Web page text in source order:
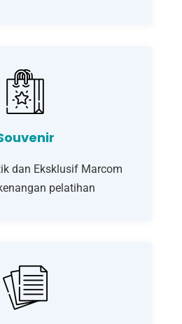
dan Eksklusif Marcom
pelatihan